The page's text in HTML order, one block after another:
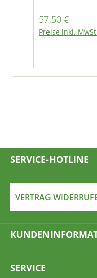
Regulärer
57,50 €
Preise inkl.
SERVICE-HOTLINE
VERTRAG
SERVICE